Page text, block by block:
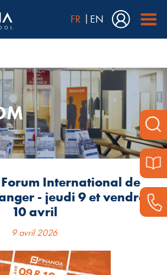
FR EN
International de
- jeudi 9 et vendredi
10 avril
9 avril 2026